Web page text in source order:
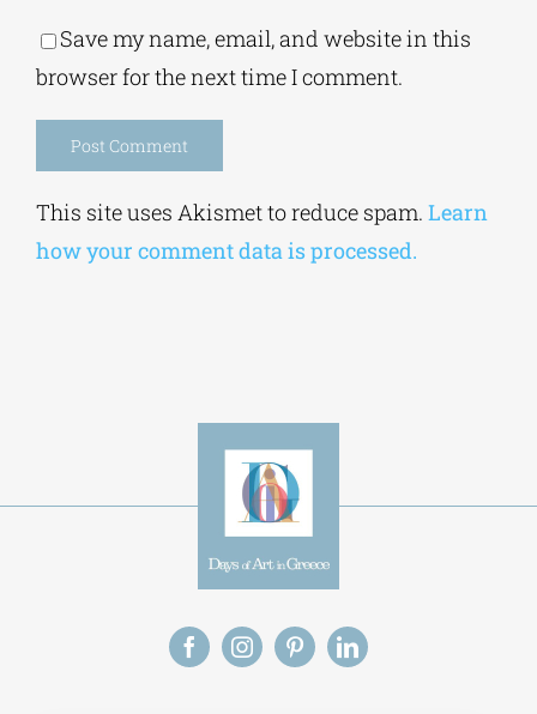
Save my name, email, and website in this
browser for the next time I comment.
This site uses Akismet to reduce spam. Learn
how your comment data is processed.